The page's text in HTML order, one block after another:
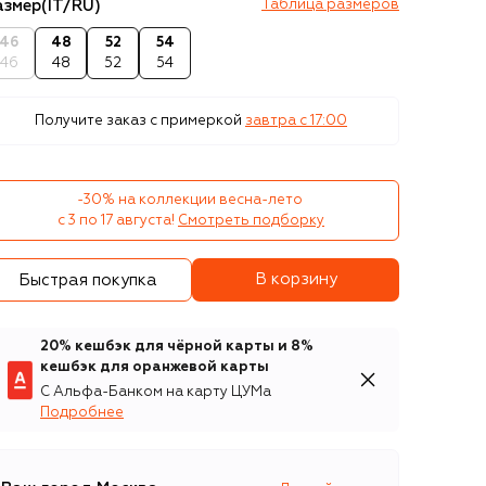
(IT/RU) Таблица размеров
46
46
48
48
52
52
54
54
Получите заказ с примеркой завтра c 17:00
-30% на коллекции весна-лето
с 3 по 17 августа! Смотреть подборку
Быстрая покупка В корзину
20% кешбэк для чёрной карты и 8%
кешбэк для оранжевой карты
С Альфа-Банком на карту ЦУМа
Подробнее